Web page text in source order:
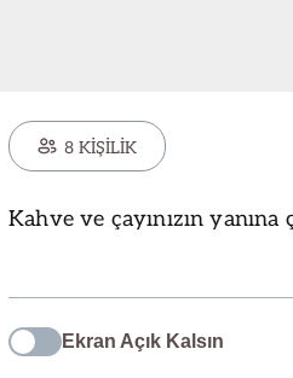
8 KİŞİLİK
Kahve ve çayınızın
Ekran Açık Kalsın